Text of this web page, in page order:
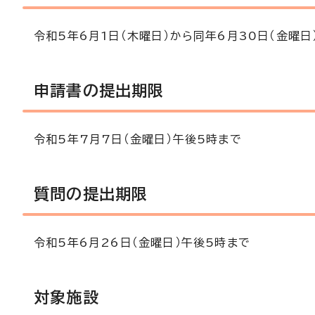
令和5年6月1日（木曜日）から同年6月30日（金曜日
申請書の提出期限
令和5年7月7日（金曜日）午後5時まで
質問の提出期限
令和5年6月26日（金曜日）午後5時まで
対象施設